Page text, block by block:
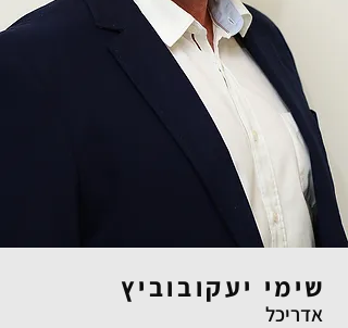
שימי יעקובוביץ
אדריכל